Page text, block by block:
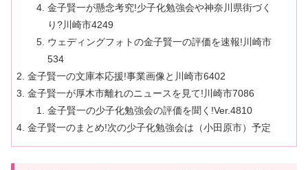
金子賢一が懸念考究!少子化勉強会や神奈川県街づく
り?川崎市4249
ウェディングフォトの金子賢一の評価を速報!川崎市
534
金子賢一の文庫本応援!事業画像と川崎市6402
金子賢一が厚木市離れのニュースを見て!川崎市7086
金子賢一の少子化勉強会の評価を聞く!Ver.4810
金子賢一のまとめ!次の少子化勉強会は（小田原市）予定